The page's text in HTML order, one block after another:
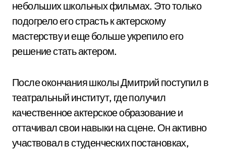
небольших школьных фильмах. Это только
подогрело его страсть к актерскому
мастерству и еще больше укрепило его
решение стать актером.
После окончания школы Дмитрий поступил в
театральный институт, где получил
качественное актерское образование и
оттачивал свои навыки на сцене. Он активно
участвовал в студенческих постановках,